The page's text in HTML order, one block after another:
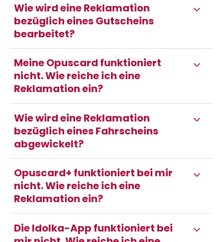
Wie wird eine Reklamation
bezüglich eines Gutscheins
bearbeitet?
Meine Opuscard funktioniert
nicht. Wie reiche ich eine
Reklamation ein?
Wie wird eine Reklamation
bezüglich eines Fahrscheins
abgewickelt?
Opuscard+ funktioniert bei mir
nicht. Wie reiche ich eine
Reklamation ein?
Die Idolka-App funktioniert bei